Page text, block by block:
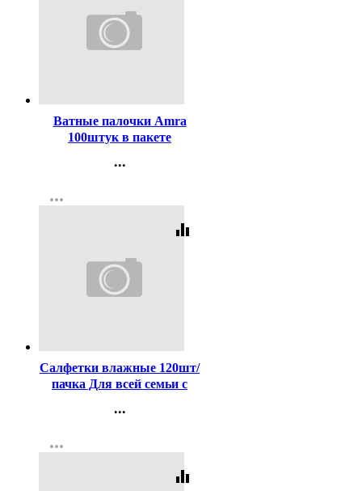
Ватные палочки Amra
100штук в пакете
...
Регистрация
more_horiz
equalizer
Салфетки влажные 120шт/
пачка Для всей семьи с
эффектом с крышкой
...
Регистрация
more_horiz
equalizer